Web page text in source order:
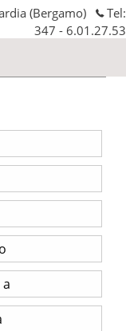
(Bergamo)
Tel:
347 - 6.01.27.53